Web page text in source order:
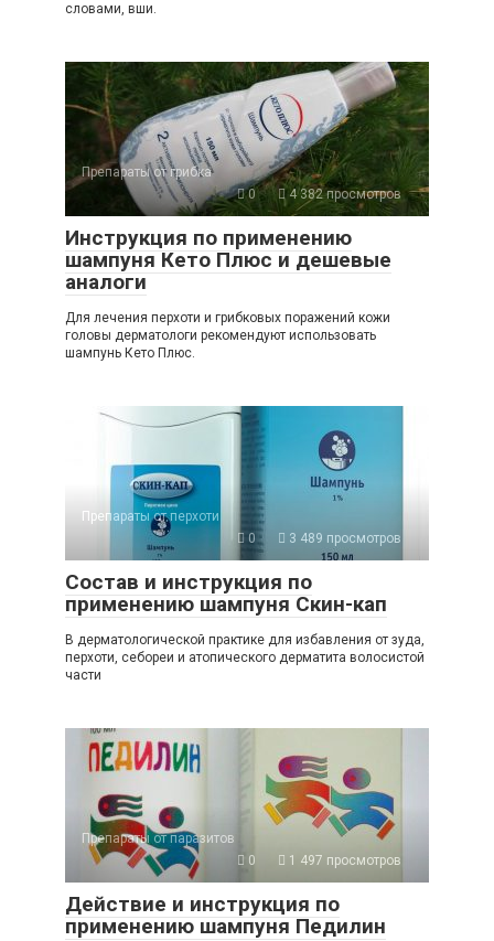
словами, вши.
Препараты от грибка
0
4 382 просмотров
Инструкция по применению
шампуня Кето Плюс и дешевые
аналоги
Для лечения перхоти и грибковых поражений кожи
головы дерматологи рекомендуют использовать
шампунь Кето Плюс.
Препараты от перхоти
0
3 489 просмотров
Состав и инструкция по
применению шампуня Скин-кап
В дерматологической практике для избавления от зуда,
перхоти, себореи и атопического дерматита волосистой
части
Препараты от паразитов
0
1 497 просмотров
Действие и инструкция по
применению шампуня Педилин